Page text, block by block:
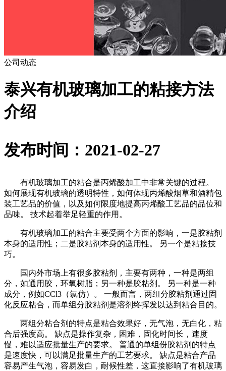
公司动态
泰兴有机玻璃加工的粘接方法
介绍
发布时间：2021-02-27
有机玻璃加工的粘合是丙烯酸加工中非常关键的过程。
如何展现有机玻璃的透明特性，如何体现丙烯酸烟草和酒精包
装工艺品的价值，以及如何限度地提高丙烯酸工艺品的品位和
品味。 技术起着举足轻重的作用。
有机玻璃加工的粘合主要受两个方面的影响，一是胶粘剂
本身的适用性；二是胶粘剂本身的适用性。 另一个是粘接技
巧。
国内外市场上有很多胶粘剂，主要有两种，一种是两组
分，如通用胶，环氧树脂；另一种是胶粘剂。 另一种是一种
成分，例如CCl3（氯仿）。 一般而言，两组分胶粘剂通过固
化反应粘合，而单组分胶粘剂是溶剂终挥发以达到粘合目的。
两组分粘合剂的特点是粘合效果好，无气泡，无白化，粘
合后强度高。 缺点是操作复杂，困难，固化时间长，速度
慢，难以适应批量生产的要求。 普通的单组份胶粘剂的特点
是速度快，可以满足批量生产的工艺要求。 缺点是粘合产品
容易产生气泡，容易发白，耐候性差，这直接影响了有机玻璃